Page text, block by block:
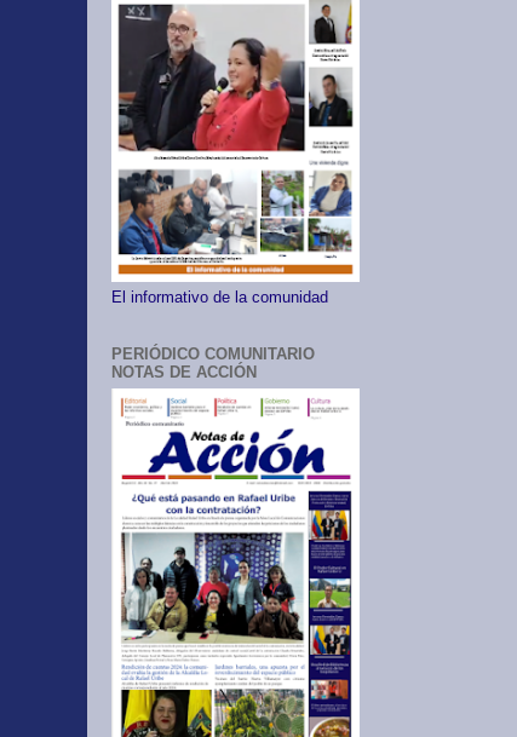
El informativo de la comunidad
PERIÓDICO COMUNITARIO
NOTAS DE ACCIÓN